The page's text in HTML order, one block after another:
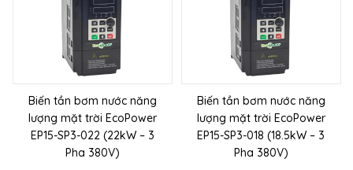
Biến tần bơm nước năng
lượng mặt trời EcoPower
EP15-SP3-022 (22kW – 3
Pha 380V)
Biến tần bơm nước năng
lượng mặt trời EcoPower
EP15-SP3-018 (18.5kW – 3
Pha 380V)